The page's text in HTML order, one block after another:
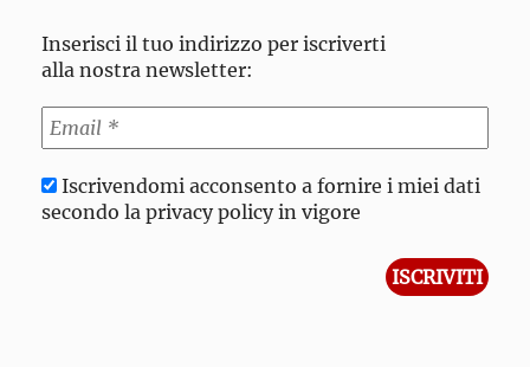
Inserisci il tuo indirizzo per iscriverti
alla nostra newsletter:
Iscrivendomi acconsento a fornire i miei dati
secondo la privacy policy in vigore